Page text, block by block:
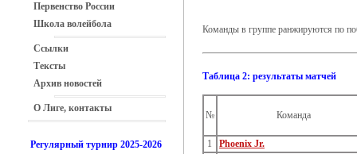
Первенство России
Школа волейбола
Ссылки
Тексты
Архив новостей
О Лиге, контакты
Регулярный турнир 2025-2026
Команды в группе ранжируются по
Таблица 2: результаты матчей
№ Команда
1
Phoenix Jr.